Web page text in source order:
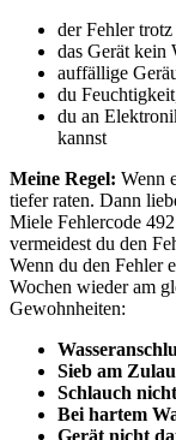
der Fehler
das Gerät kein
auffällige
du
du an
kannst
Meine Regel: Wenn
tiefer raten. Dann
Miele Fehlercode
vermeidest du den
Wenn du den Fehler
Wochen wieder am
Gewohnheiten:
Sieb am
Schlauch
Bei hartem
Gerät nicht